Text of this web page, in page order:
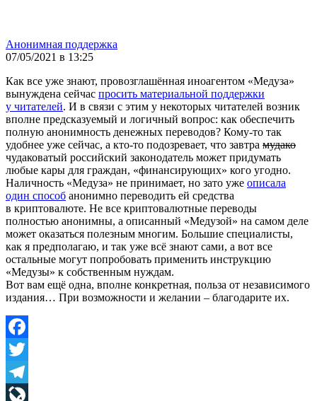
Анонимная поддержка
07/05/2021 в 13:25
Как все уже знают, провозглашённая иноагентом «Медуза»
вынуждена сейчас просить материальной поддержки
у читателей. И в связи с этим у некоторых читателей возник
вполне предсказуемый и логичный вопрос: как обеспечить
полную анонимность денежных переводов? Кому-то так
удобнее уже сейчас, а кто-то подозревает, что завтра мудако
чудаковатый российский законодатель может придумать
любые кары для граждан, «финансирующих» кого угодно.
Наличность «Медуза» не принимает, но зато уже описала
один способ анонимно переводить ей средства
в криптовалюте. Не все криптовалютные переводы
полностью анонимны, а описанный «Медузой» на самом деле
может оказаться полезным многим. Большие специалисты,
как я предполагаю, и так уже всё знают сами, а вот все
остальные могут попробовать применить инструкцию
«Медузы» к собственным нуждам.
Вот вам ещё одна, вполне конкретная, польза от независимого
издания… При возможности и желании – благодарите их.
Facebook
Twitter
Telegram